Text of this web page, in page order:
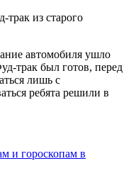
автомобиля ушло
трак был готов, перед
лишь с
ребята решили в
и гороскопам в